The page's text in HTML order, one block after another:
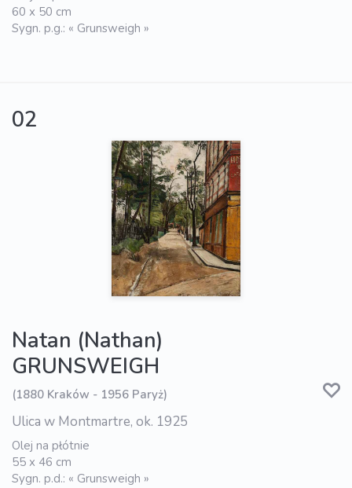
60 x 50 cm
Sygn. p.g.: « Grunsweigh »
02
Natan (Nathan)
GRUNSWEIGH
(1880 Kraków - 1956 Paryż)
Ulica w Montmartre, ok. 1925
Olej na płótnie
55 x 46 cm
Sygn. p.d.: « Grunsweigh »